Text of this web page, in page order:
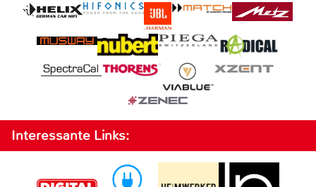
Interessante Links: